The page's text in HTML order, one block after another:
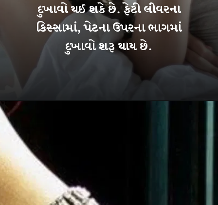
દુખાવો થઈ શકે છે. ફેટી લીવરના
કિસ્સામાં, પેટના ઉપરના ભાગમાં
દુખાવો શરૂ થાય છે.